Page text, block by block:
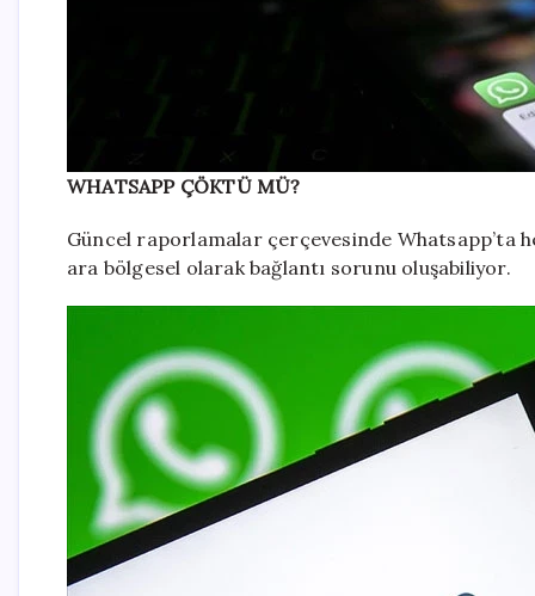
WHATSAPP ÇÖKTÜ MÜ?
Güncel raporlamalar çerçevesinde
ara bölgesel olarak bağlantı sorunu oluşabiliyor.